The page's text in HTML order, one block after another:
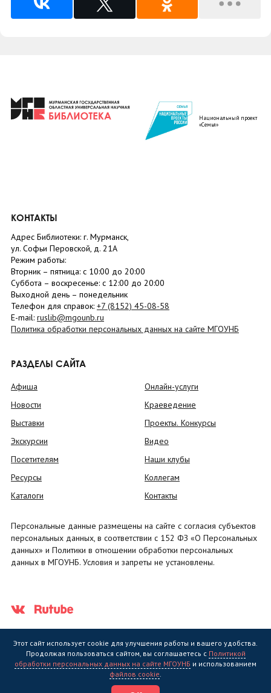
Национальный проект
«Семья»
КОНТАКТЫ
Адрес Библиотеки: г. Мурманск,
ул. Софьи Перовской, д. 21А
Режим работы:
Вторник – пятница: с 10:00 до 20:00
Суббота – воскресенье: c 12:00 до 20:00
Выходной день – понедельник
Телефон для справок: +7 (8152) 45-08-58
E-mail: ruslib@mgounb.ru
Политика обработки персональных данных на сайте МГОУНБ
РАЗДЕЛЫ САЙТА
Афиша
Новости
Выставки
Экскурсии
Посетителям
Ресурсы
Каталоги
Онлайн-услуги
Краеведение
Проекты. Конкурсы
Видео
Наши клубы
Коллегам
Контакты
Персональные данные размещены на сайте с согласия субъектов
персональных данных, в соответствии с 152 ФЗ «О Персональных
данных» и Политики в отношении обработки персональных
данных в МГОУНБ. Условия и запреты не установлены.
Государственное областное бюджетное учреждение культуры
Этот сайт использует cookie для улучшения работы и вашего удобства.
Продолжая пользоваться сайтом, вы соглашаетесь с Политикой
обработки персональных данных на сайте МГОУНБ и использованием
файлов cookie.